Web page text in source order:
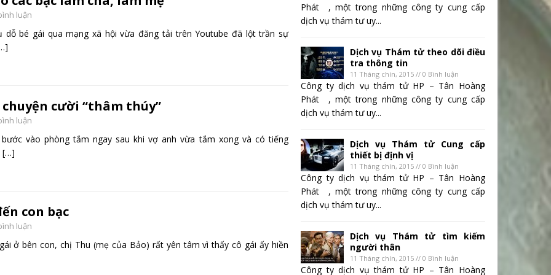
luận
dỗ bé gái qua mạng xã hội vừa đăng tải trên Youtube đã lột trần sự
cười “thâm thúy”
luận
vào phòng tắm ngay sau khi vợ anh vừa tắm xong và có tiếng
[…]
con bạc
luận
ở bên con, chị Thu (mẹ của Bảo) rất yên tâm vì thấy cô gái ấy hiền
Phát , một trong những công ty cung cấp
dịch vụ thám tư uy...
Dịch vụ Thám tử theo dõi điều
tra thông tin
11 Tháng chín, 2015 // 0 Bình luận
Công ty dịch vụ thám tử HP – Tân Hoàng
Phát , một trong những công ty cung cấp
dịch vụ thám tư uy...
Dịch vụ Thám tử Cung cấp
thiết bị định vị
11 Tháng chín, 2015 // 0 Bình luận
Công ty dịch vụ thám tử HP – Tân Hoàng
Phát , một trong những công ty cung cấp
dịch vụ thám tư uy...
Dịch vụ Thám tử tìm kiếm
người thân
11 Tháng chín, 2015 // 0 Bình luận
Công ty dịch vụ thám tử HP – Tân Hoàng